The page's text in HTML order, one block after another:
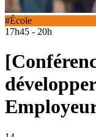
#École
17h45 - 20h